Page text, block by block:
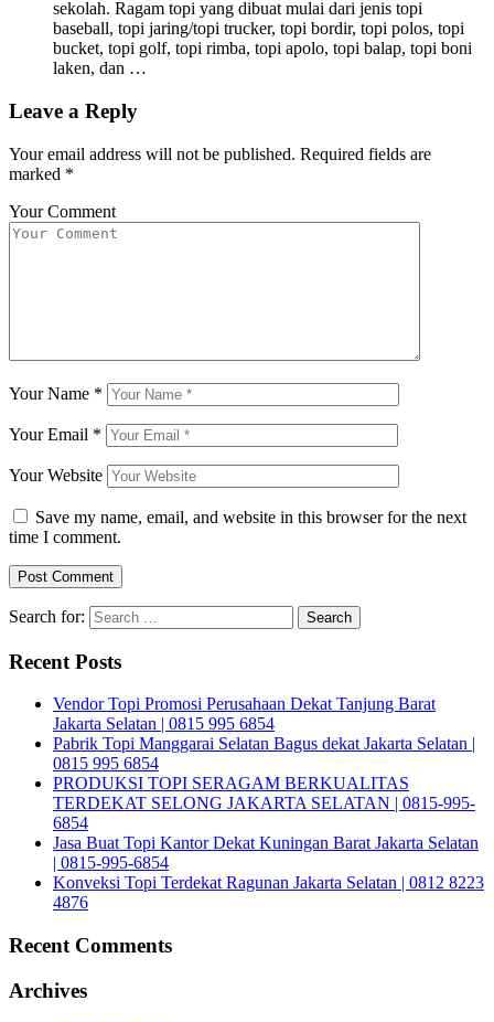
sekolah. Ragam topi yang dibuat mulai dari jenis topi
baseball, topi jaring/topi trucker, topi bordir, topi polos, topi
bucket, topi golf, topi rimba, topi apolo, topi balap, topi boni
laken, dan …
Leave a Reply
Your email address will not be published. Required fields are
marked *
Your Comment
Your Name *
Your Email *
Your Website
Save my name, email, and website in this browser for the next
time I comment.
Search for:
Recent Posts
Vendor Topi Promosi Perusahaan Dekat Tanjung Barat
Jakarta Selatan | 0815 995 6854
Pabrik Topi Manggarai Selatan Bagus dekat Jakarta Selatan |
0815 995 6854
PRODUKSI TOPI SERAGAM BERKUALITAS
TERDEKAT SELONG JAKARTA SELATAN | 0815-995-
6854
Jasa Buat Topi Kantor Dekat Kuningan Barat Jakarta Selatan
| 0815-995-6854
Konveksi Topi Terdekat Ragunan Jakarta Selatan | 0812 8223
4876
Recent Comments
Archives